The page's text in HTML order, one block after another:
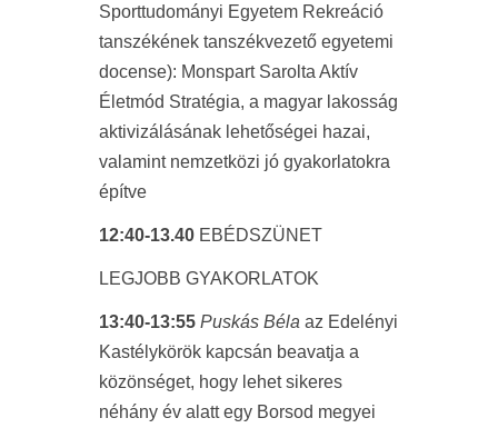
Sporttudományi Egyetem Rekreáció
tanszékének tanszékvezető egyetemi
docense): Monspart Sarolta Aktív
Életmód Stratégia, a magyar lakosság
aktivizálásának lehetőségei hazai,
valamint nemzetközi jó gyakorlatokra
építve
12:40-13.40 EBÉDSZÜNET
LEGJOBB GYAKORLATOK
13:40-13:55 Puskás Béla az Edelényi
Kastélykörök kapcsán beavatja a
közönséget, hogy lehet sikeres
néhány év alatt egy Borsod megyei